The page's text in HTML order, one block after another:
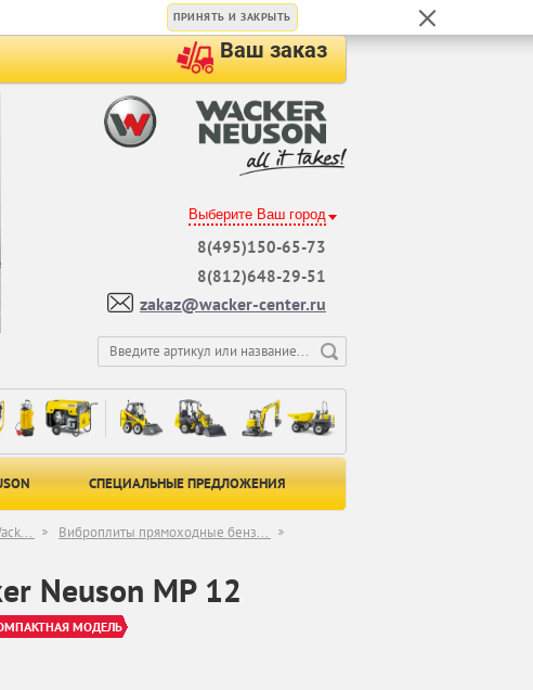
ПРИНЯТЬ И ЗАКРЫТЬ
Ваш заказ
Выберите Ваш город
8(495)150-65-73
8(812)648-29-51
zakaz@wacker-center.ru
СПЕЦИАЛЬНЫЕ ПРЕДЛОЖЕНИЯ
Виброплиты прямоходные бенз...
Neuson MP 12
МОДЕЛЬ